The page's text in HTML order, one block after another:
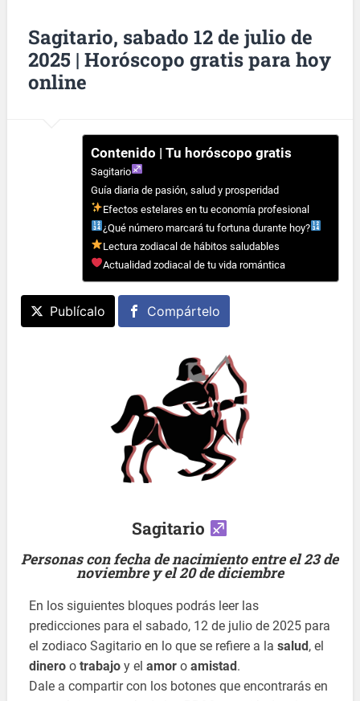
Sagitario, sabado 12 de julio de
2025 | Horóscopo gratis para hoy
online
Contenido | Tu horóscopo gratis
Sagitario
Guía diaria de pasión, salud y prosperidad
Efectos estelares en tu economía profesional
¿Qué número marcará tu fortuna durante hoy?
Lectura zodiacal de hábitos saludables
Actualidad zodiacal de tu vida romántica
Publícalo Compártelo
Sagitario
Personas con fecha de nacimiento entre el 23 de
noviembre y el 20 de diciembre
En los siguientes bloques podrás leer las
predicciones para el sabado, 12 de julio de 2025 para
el zodiaco Sagitario en lo que se refiere a lasalud , el
dinero otrabajo y elamor oamistad .
Dale a compartir con los botones que encontrarás en